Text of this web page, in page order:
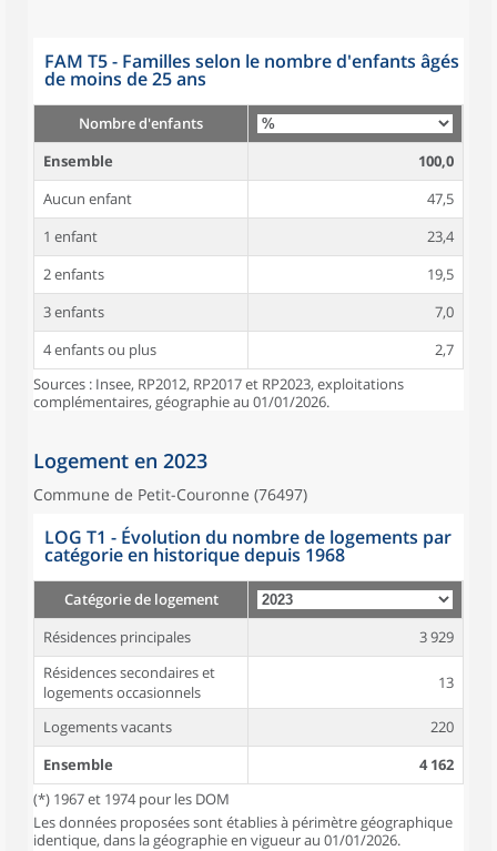
FAM T5 - Familles selon le nombre d'enfants âgés
de moins de 25 ans
Nombre d'enfants
Ensemble
100,0
Aucun enfant
47,5
1 enfant
23,4
2 enfants
19,5
3 enfants
7,0
4 enfants ou plus
2,7
Sources : Insee, RP2012, RP2017 et RP2023, exploitations
complémentaires, géographie au 01/01/2026.
Logement en 2023
Commune de Petit-Couronne (76497)
LOG T1 - Évolution du nombre de logements par
catégorie en historique depuis 1968
Catégorie de logement
Résidences principales
3 929
Résidences secondaires et
logements occasionnels
13
Logements vacants
220
Ensemble
4 162
(*) 1967 et 1974 pour les DOM
Les données proposées sont établies à périmètre géographique
identique, dans la géographie en vigueur au 01/01/2026.